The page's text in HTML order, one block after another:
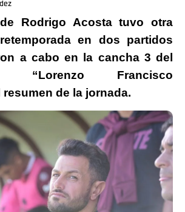
Rodrigo Acosta tuvo otra
en dos partidos
a cabo en la cancha 3 del
“Lorenzo Francisco
resumen de la jornada.